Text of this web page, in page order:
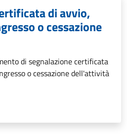
di avvio,
o cessazione
di segnalazione certificata
o cessazione dell'attività